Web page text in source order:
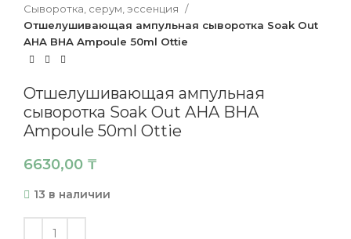
Сыворотка, серум, эссенция
Отшелушивающая ампульная сыворотка Soak Out
AHA BHA Ampoule 50ml Ottie
Отшелушивающая ампульная
сыворотка Soak Out AHA BHA
Ampoule 50ml Ottie
6630,00 ₸
13 в наличии